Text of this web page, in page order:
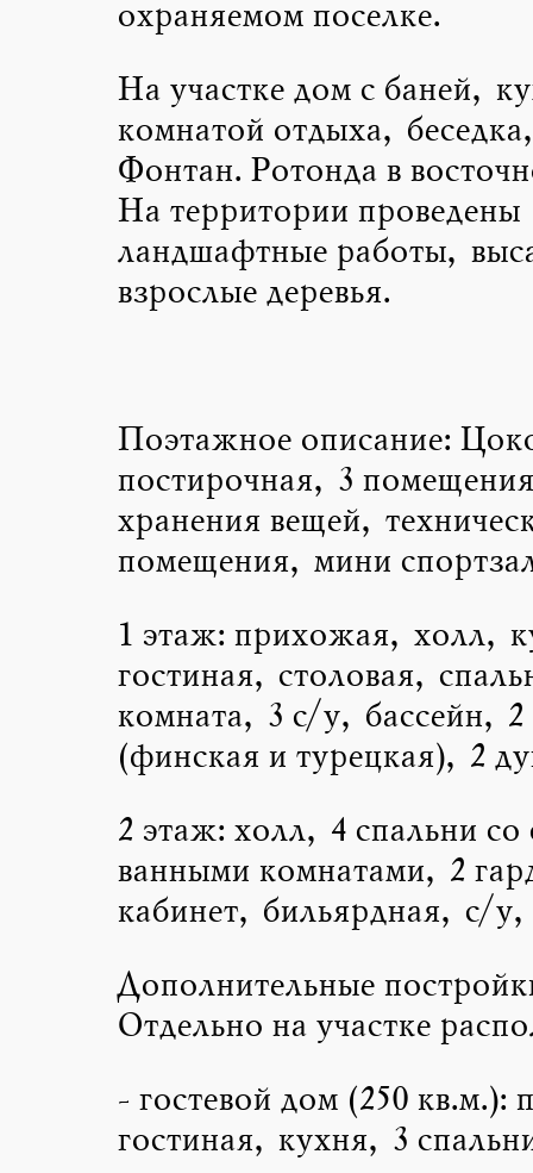
охраняемом поселке.
На участке дом с баней,
комнатой отдыха,
Фонтан. Ротонда в
На территории проведены
ландшафтные работы,
взрослые деревья.
Поэтажное описание:
постирочная, 3
хранения вещей,
помещения, мини
1 этаж: прихожая, холл,
гостиная, столовая,
комната, 3 с/у, бассейн, 2
(финская и турецкая), 2
2 этаж: холл, 4 спальни со
ванными комнатами, 2
кабинет, бильярдная, с/у,
Дополнительные
Отдельно на участке
- гостевой дом (250 кв.м.):
гостиная, кухня, 3